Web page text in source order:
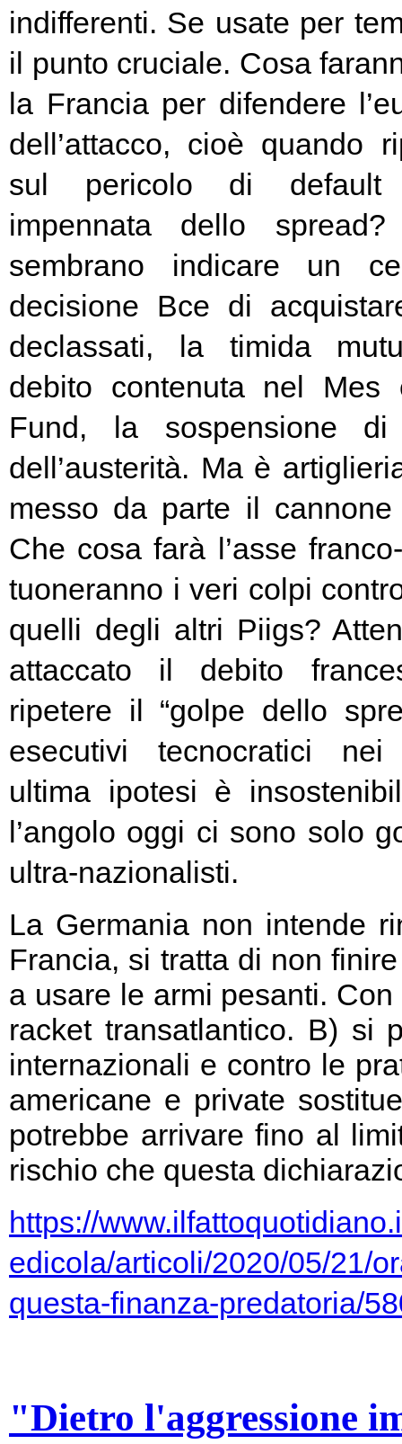
indifferenti. Se usate per
il punto cruciale. Cosa
la Francia per difendere
dell’attacco, cioè quando
sul pericolo di default
impennata dello
sembrano indicare un
decisione Bce di
declassati, la timida
debito contenuta nel Mes
Fund, la sospensione di
dell’austerità. Ma è
messo da parte il
Che cosa farà l’asse
tuoneranno i veri colpi
quelli degli altri Piigs?
attaccato il debito
ripetere il “golpe dello
esecutivi tecnocratici
ultima ipotesi è
l’angolo oggi ci sono solo
ultra-nazionalisti.
La Germania non intende
Francia, si tratta di non
a usare le armi pesanti.
racket transatlantico. B) si
internazionali e contro le
americane e private
potrebbe arrivare fino al
rischio che questa
https://
edicola/articoli/2020/05/21/
questa-finanza-predatoria/
"Dietro l'aggressione